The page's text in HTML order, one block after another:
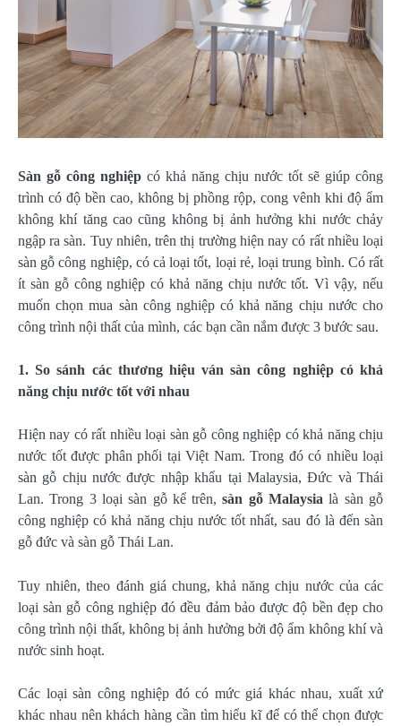
Sàn gỗ công nghiệp có khả năng chịu nước tốt sẽ giúp công
trình có độ bền cao, không bị phồng rộp, cong vênh khi độ ẩm
không khí tăng cao cũng không bị ảnh hưởng khi nước chảy
ngập ra sàn. Tuy nhiên, trên thị trường hiện nay có rất nhiều loại
sàn gỗ công nghiệp, có cả loại tốt, loại rẻ, loại trung bình. Có rất
ít sàn gỗ công nghiệp có khả năng chịu nước tốt. Vì vậy, nếu
muốn chọn mua sàn công nghiệp có khả năng chịu nước cho
công trình nội thất của mình, các bạn cần nắm được 3 bước sau.
1. So sánh các thương hiệu ván sàn công nghiệp có khả
năng chịu nước tốt với nhau
Hiện nay có rất nhiều loại sàn gỗ công nghiệp có khả năng chịu
nước tốt được phân phối tại Việt Nam. Trong đó có nhiều loại
sàn gỗ chịu nước được nhập khẩu tại Malaysia, Đức và Thái
Lan. Trong 3 loại sàn gỗ kể trên,sàn gỗ Malaysia là sàn gỗ
công nghiệp có khả năng chịu nước tốt nhất, sau đó là đến sàn
gỗ đức và sàn gỗ Thái Lan.
Tuy nhiên, theo đánh giá chung, khả năng chịu nước của các
loại sàn gỗ công nghiệp đó đều đảm bảo được độ bền đẹp cho
công trình nội thất, không bị ảnh hưởng bởi độ ẩm không khí và
nước sinh hoạt.
Các loại sàn công nghiệp đó có mức giá khác nhau, xuất xứ
khác nhau nên khách hàng cần tìm hiểu kĩ để có thể chọn được